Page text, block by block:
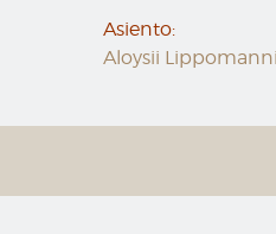
Asiento:
Aloysii